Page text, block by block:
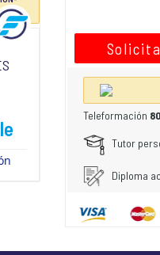
Teleformación
Tutor
Diploma